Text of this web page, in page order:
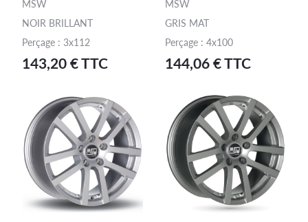
MSW
NOIR BRILLANT
Perçage : 3x112
143,20 € TTC
MSW
GRIS MAT
Perçage : 4x100
144,06 € TTC